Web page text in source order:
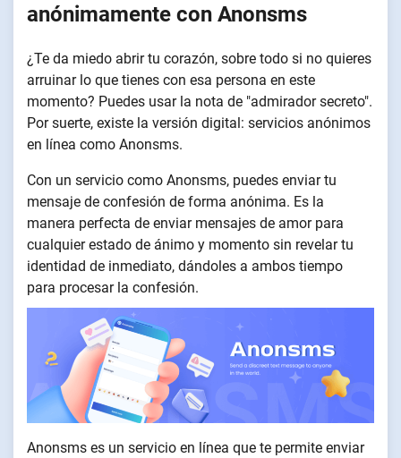
anónimamente con Anonsms
¿Te da miedo abrir tu corazón, sobre todo si no quieres
arruinar lo que tienes con esa persona en este
momento? Puedes usar la nota de "admirador secreto".
Por suerte, existe la versión digital: servicios anónimos
en línea como Anonsms.
Con un servicio como Anonsms, puedes enviar tu
mensaje de confesión de forma anónima. Es la
manera perfecta de enviar mensajes de amor para
cualquier estado de ánimo y momento sin revelar tu
identidad de inmediato, dándoles a ambos tiempo
para procesar la confesión.
Anonsms es un servicio en línea que te permite enviar